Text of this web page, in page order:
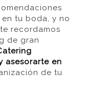
tu boda, y no
recordamos
de gran
asesorarte en
de tu